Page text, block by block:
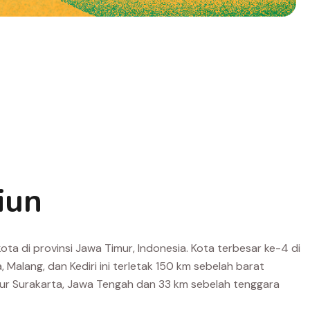
di provinsi Jawa Timur, Indonesia. Kota terbesar ke-4 di
Malang, dan Kediri ini terletak 150 km sebelah barat
Surakarta, Jawa Tengah dan 33 km sebelah tenggara